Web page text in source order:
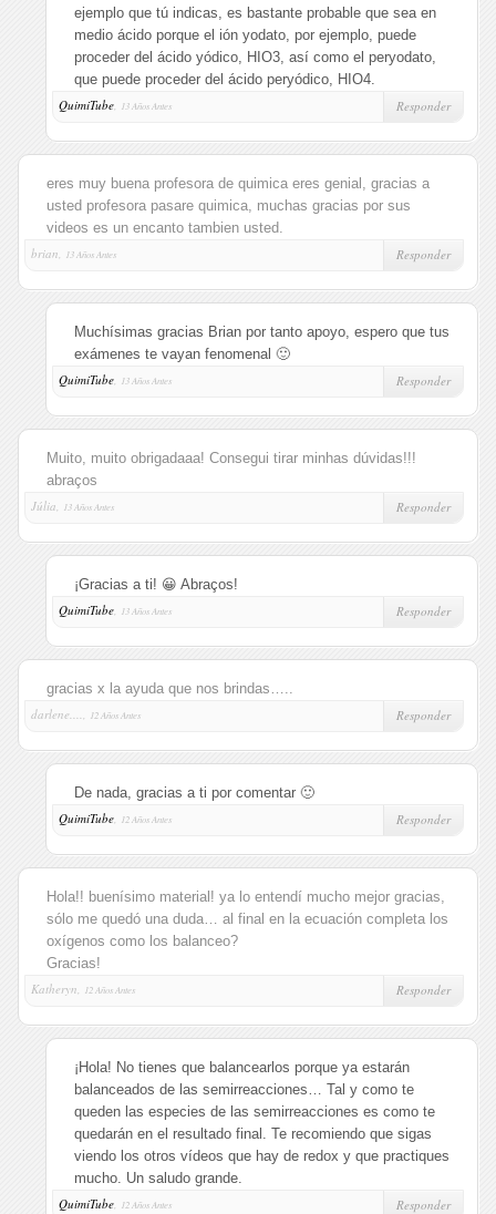
ejemplo que tú indicas, es bastante probable que sea en
medio ácido porque el ión yodato, por ejemplo, puede
proceder del ácido yódico, HIO3, así como el peryodato,
que puede proceder del ácido peryódico, HIO4.
QuimiTube, 13 Años Antes Responder
eres muy buena profesora de quimica eres genial, gracias a
usted profesora pasare quimica, muchas gracias por sus
videos es un encanto tambien usted.
brian,
13 Años Antes Responder
Muchísimas gracias Brian por tanto apoyo, espero que tus
exámenes te vayan fenomenal 🙂
QuimiTube, 13 Años Antes Responder
Muito, muito obrigadaaa! Consegui tirar minhas dúvidas!!!
abraços
Júlia,
13 Años Antes Responder
¡Gracias a ti! 😀 Abraços!
QuimiTube, 13 Años Antes Responder
gracias x la ayuda que nos brindas…..
darlene....,
12 Años Antes Responder
De nada, gracias a ti por comentar 🙂
QuimiTube, 12 Años Antes Responder
Hola!! buenísimo material! ya lo entendí mucho mejor gracias,
sólo me quedó una duda… al final en la ecuación completa los
oxígenos como los balanceo?
Gracias!
Katheryn,
12 Años Antes Responder
¡Hola! No tienes que balancearlos porque ya estarán
balanceados de las semirreacciones… Tal y como te
queden las especies de las semirreacciones es como te
quedarán en el resultado final. Te recomiendo que sigas
viendo los otros vídeos que hay de redox y que practiques
mucho. Un saludo grande.
QuimiTube, 12 Años Antes Responder